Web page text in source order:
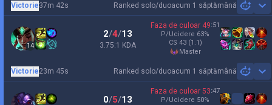
Ranked solo/duoacum 1 săptămână
Victorie37m 42s
14
2/4/13
3.75:1 KDA
Faza de culoar 49:51
P/Ucidere 63%
CS 43 (1.1)
master
Ranked solo/duoacum 1 săptămână
Victorie23m 45s
0/5/13
Faza de culoar 53:47
P/Ucidere 50%